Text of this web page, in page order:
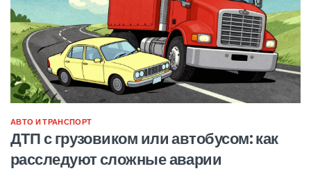
АВТО И ТРАНСПОРТ
ДТП с грузовиком или автобусом: как
расследуют сложные аварии